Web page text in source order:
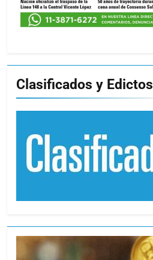
Clasificados y Edictos